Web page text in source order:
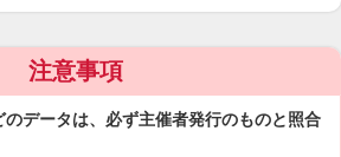
注意事項
データは、必ず主催者発行のものと照合